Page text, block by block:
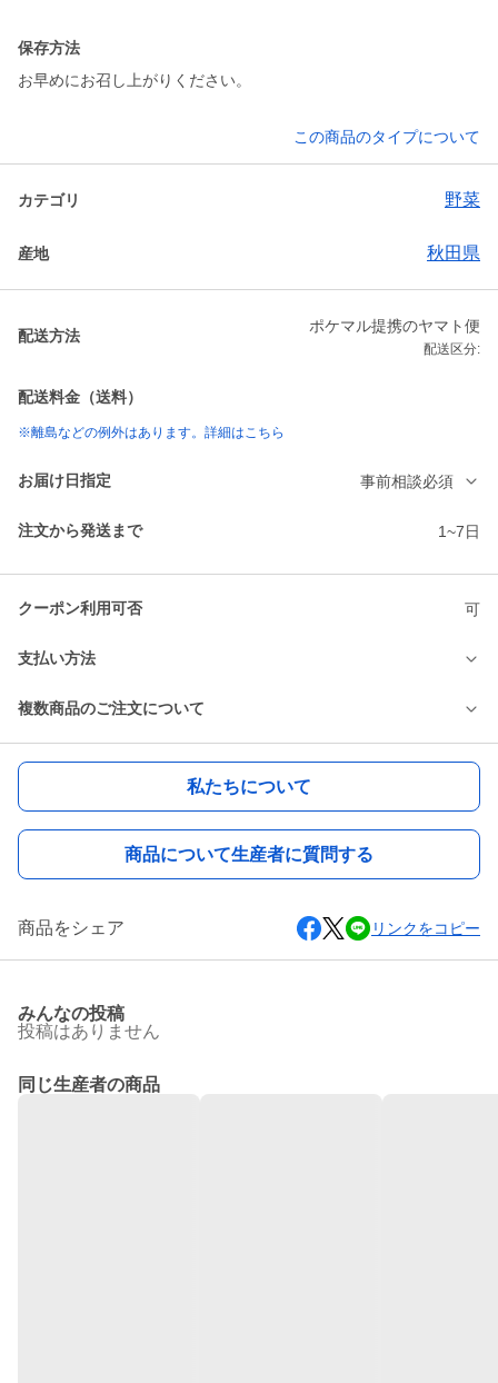
保存方法
お早めにお召し上がりください。
この商品のタイプについて
カテゴリ 野菜
産地 秋田県
配送方法
ポケマル提携のヤマト便
配送区分:
配送料金（送料）
※離島などの例外はあります。詳細はこちら
お届け日指定 事前相談必須
注文から発送まで 1~7日
クーポン利用可否 可
支払い方法
複数商品のご注文について
私たちについて
商品について生産者に質問する
商品をシェア リンクをコピー
みんなの投稿
投稿はありません
同じ生産者の商品